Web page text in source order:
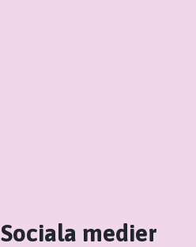
Sociala medier